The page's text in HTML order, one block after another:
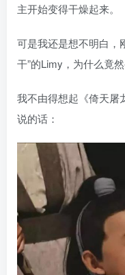
主开始变得干燥起来。
可是我还是想不明白，
干”的Limy，为什么竟
我不由得想起《倚天屠
说的话：